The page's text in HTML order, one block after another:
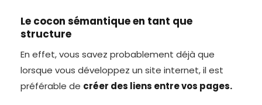
Le cocon sémantique en tant que
structure
En effet, vous savez probablement déjà que
lorsque vous développez un site internet, il est
préférable de créer des liens entre vos pages.